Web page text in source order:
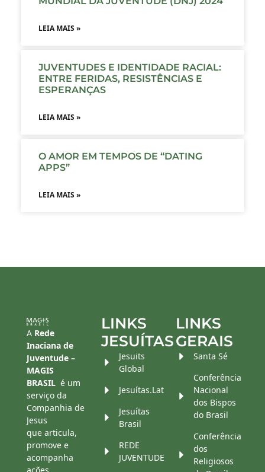
LEIA MAIS »
JUVENTUDES E IDENTIDADE RACIAL:
ENTRE FERIDAS, RESISTÊNCIAS E
ESPERANÇAS
LEIA MAIS »
O AMOR EM TEMPOS DE “DATING
APPS”
LEIA MAIS »
A Rede
Inaciana de
Juventude –
MAGIS
BRASIL é um
serviço da
Companhia de
Jesus
que articula,
promove e
acompanha
LINKS
JESUÍTAS
Jesuits
Global
Jesuítas.Lat
Jesuítas
Brasil
REDE
JUVENTUDE
LINKS
GERAIS
Santa Sé
Conferência
Nacional
dos Bispos
do Brasil
Conferência
dos
Religiosos